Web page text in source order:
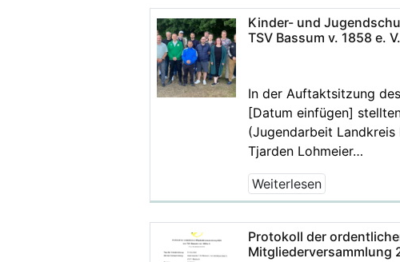
Kinder- und
TSV Bassum v. 1858 e. V.
In der Auftaktsitzung
[Datum einfügen]
(Jugendarbeit Landkreis
Tjarden Lohmeier…
Weiterlesen
Protokoll der
Mitgliederversammlung